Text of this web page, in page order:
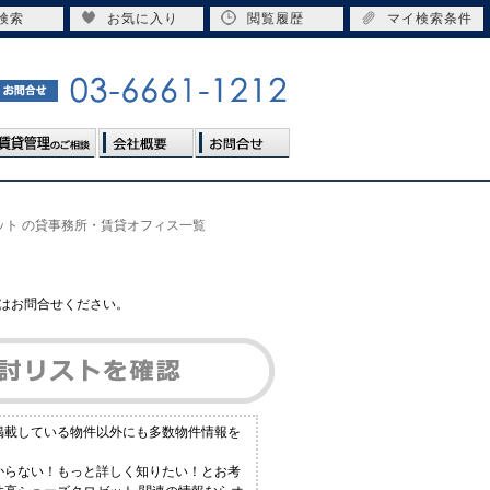
の貸事務所・賃貸オフィス一覧
お問合せください。
している物件以外にも多数物件情報を
ない！もっと詳しく知りたい！とお考
索 お気に入り 閲覧履歴 マイ検索条件